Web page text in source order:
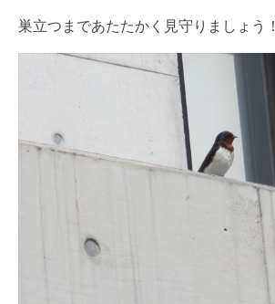
巣立つまであたたかく見守りましょう！